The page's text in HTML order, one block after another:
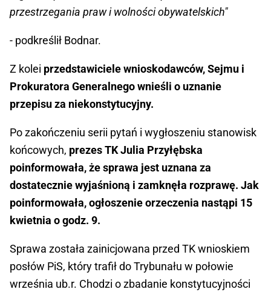
przestrzegania praw i wolności obywatelskich"
- podkreślił Bodnar.
Z kolei przedstawiciele wnioskodawców, Sejmu i
Prokuratora Generalnego wnieśli o uznanie
przepisu za niekonstytucyjny.
Po zakończeniu serii pytań i wygłoszeniu stanowisk
końcowych, prezes TK Julia Przyłębska
poinformowała, że sprawa jest uznana za
dostatecznie wyjaśnioną i zamknęła rozprawę. Jak
poinformowała, ogłoszenie orzeczenia nastąpi 15
kwietnia o godz. 9.
Sprawa została zainicjowana przed TK wnioskiem
posłów PiS, który trafił do Trybunału w połowie
września ub.r. Chodzi o zbadanie konstytucyjności